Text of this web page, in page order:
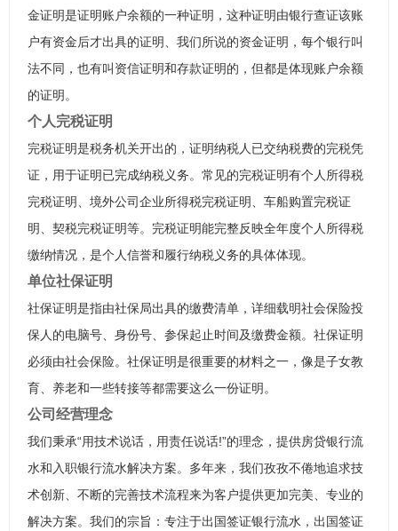
金证明是证明账户余额的一种证明，这种证明由银行查证该账
户有资金后才出具的证明、我们所说的资金证明，每个银行叫
法不同，也有叫资信证明和存款证明的，但都是体现账户余额
的证明。
个人完税证明
完税证明是税务机关开出的，证明纳税人已交纳税费的完税凭
证，用于证明已完成纳税义务。常见的完税证明有个人所得税
完税证明、境外公司企业所得税完税证明、车船购置完税证
明、契税完税证明等。完税证明能完整反映全年度个人所得税
缴纳情况，是个人信誉和履行纳税义务的具体体现。
单位社保证明
社保证明是指由社保局出具的缴费清单，详细载明社会保险投
保人的电脑号、身份号、参保起止时间及缴费金额。社保证明
必须由社会保险。社保证明是很重要的材料之一，像是子女教
育、养老和一些转接等都需要这么一份证明。
公司经营理念
我们秉承“用技术说话，用责任说话!”的理念，提供房贷银行流
水和入职银行流水解决方案。多年来，我们孜孜不倦地追求技
术创新、不断的完善技术流程来为客户提供更加完美、专业的
解决方案。我们的宗旨：专注于出国签证银行流水，出国签证